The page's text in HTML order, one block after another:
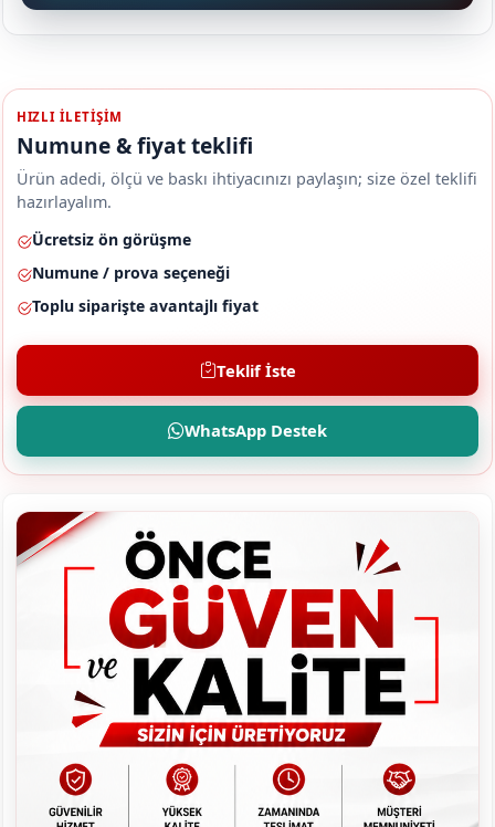
HIZLI ILETIŞIM
Numune & fiyat teklifi
Ürün adedi, ölçü ve baskı ihtiyacınızı paylaşın; size özel teklifi
hazırlayalım.
Ücretsiz ön görüşme
Numune / prova seçeneği
Toplu siparişte avantajlı fiyat
Teklif İste
WhatsApp Destek